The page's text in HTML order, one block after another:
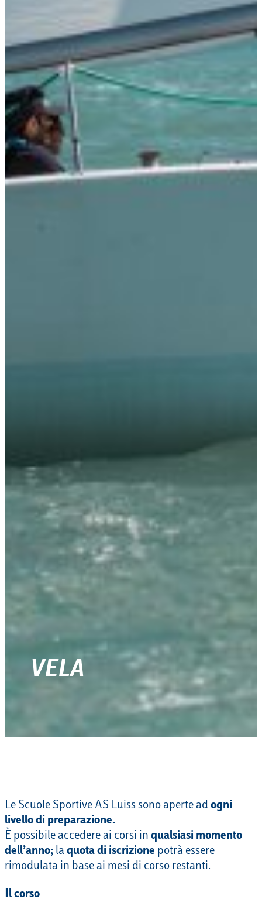
VELA
Le Scuole Sportive AS Luiss sono aperte ad ogni
livello di preparazione.
È possibile accedere ai corsi in qualsiasi momento
dell’anno; la quota di iscrizione potrà essere
rimodulata in base ai mesi di corso restanti.
Il corso